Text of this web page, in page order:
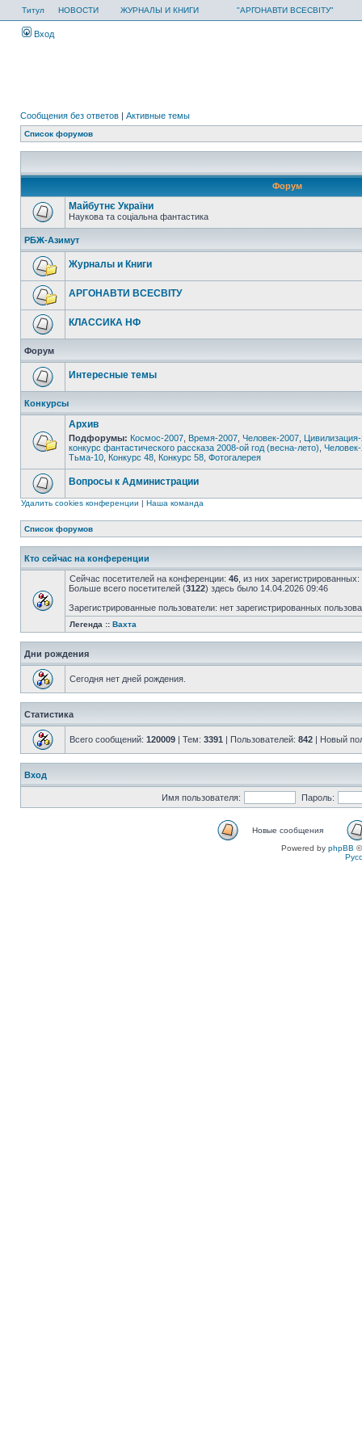
Титул НОВОСТИ ЖУРНАЛЫ И КНИГИ "АРГОНАВТИ ВСЕСВІТУ"
Вход
Сообщения без ответов | Активные темы
Список форумов
Форум
Майбутнє України
Наукова та соціальна фантастика
РБЖ-Азимут
Журналы и Книги
АРГОНАВТИ ВСЕСВIТУ
КЛАССИКА НФ
Форум
Интересные темы
Конкурсы
Архив
Подфорумы: Космос-2007 Время-2007 Человек-2007
конкурс фантастического рассказа 2008-ой год (весна-лето)
Тьма-10 Конкурс 48 Конкурс 58 Фотогалерея
Вопросы к Администрации
Удалить cookies конференции | Наша команда
Список форумов
Кто сейчас на конференции
Сейчас посетителей на конференции: 46 , из них
Больше всего посетителей (3122) здесь было 14.04.2026 09:46
Зарегистрированные пользователи: нет зарегистрированных
Легенда :: Вахта
Дни рождения
Сегодня нет дней рождения.
Статистика
Всего сообщений: 120009 | Тем: 3391 | Пользователей: 842 | Новый
Вход
Имя пользователя: Пароль:
Новые сообщения
Powered by phpBB